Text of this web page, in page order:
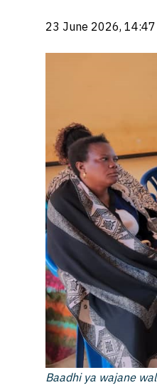
23 June 2026, 14:47
Baadhi ya wajane